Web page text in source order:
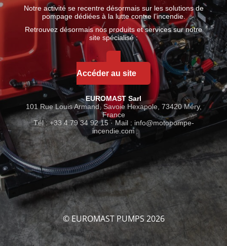
Notre activité se recentre désormais sur les solutions de
pompage dédiées à la lutte contre l’incendie.
Retrouvez désormais nos produits et services sur notre
site spécialisé :
Accéder au site
EUROMAST Sarl
101 Rue Louis Armand, Savoie Hexapole, 73420 Méry,
France
Tél : +33 4 79 34 92 15 · Mail : info@motopompe-
incendie.com
© EUROMAST PUMPS 2026